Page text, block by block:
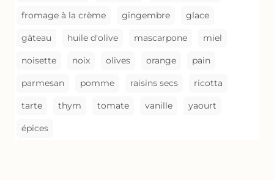
fromage à la crème gingembre glace
gâteau huile d'olive mascarpone miel
noisette noix olives orange pain
parmesan pomme raisins secs ricotta
tarte thym tomate vanille yaourt
épices